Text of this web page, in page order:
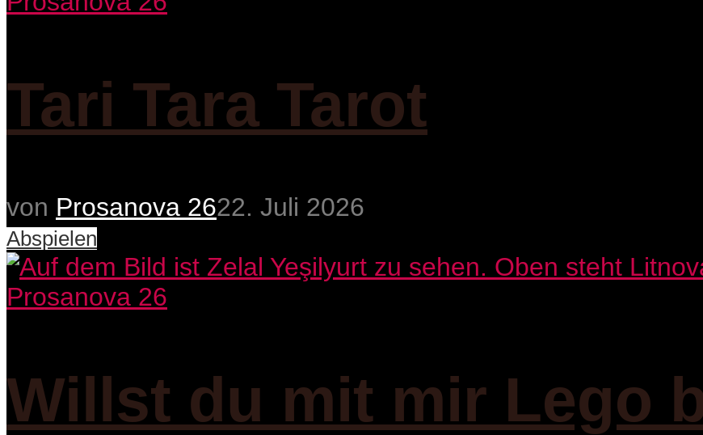
Tari Tara Tarot
von Prosanova 2622. Juli 2026
Abspielen
Prosanova 26
Willst du mit mir Lego